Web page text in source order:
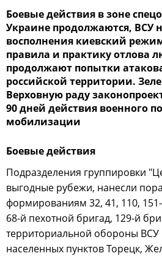
Боевые действия в зоне
Украине продолжаются, ВСУ
восполнения киевский
правила и практику отлова
продолжают попытки
российской территории.
Верховную раду
90 дней действия военного
мобилизации
Боевые действия
Подразделения группировки
выгодные рубежи, нанесли
формированиям 32, 41, 110,
68-й пехотной бригад, 129-й
территориальной обороны ВСУ
населенных пунктов Торецк,